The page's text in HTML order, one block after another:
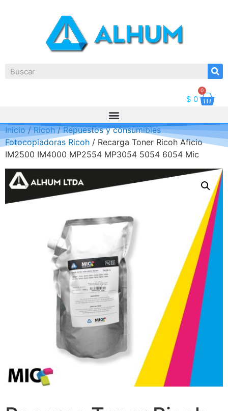
$ 0
0
Inicio/Ricoh/Repuestos y consumibles
Fotocopiadoras Ricoh / Recarga Toner Ricoh Aficio
IM2500 IM4000 MP2554 MP3054 5054 6054 Mic